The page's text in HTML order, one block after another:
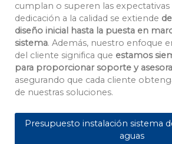
cumplan o superen las expectativas
dedicación a la calidad se extiende
diseño inicial hasta la puesta en
sistema. Además, nuestro enfoque
del cliente significa que estamos
para proporcionar soporte y
asegurando que cada cliente
de nuestras soluciones.
Presupuesto instalación sistema
aguas